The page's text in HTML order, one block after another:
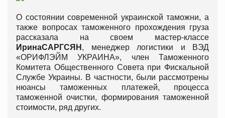
О состоянии современной украинской таможни, а
также вопросах таможенного прохождения груза
рассказала на своем мастер-классе
ИринаСАРГСЯН , менеджер логистики и ВЭД
«ОРИФЛЭЙМ УКРАИНА», член Таможенного
Комитета Общественного Совета при Фискальной
Службе Украины. В частности, были рассмотрены
нюансы таможенных платежей, процесса
таможенной очистки, формирования таможенной
стоимости, ряд других.